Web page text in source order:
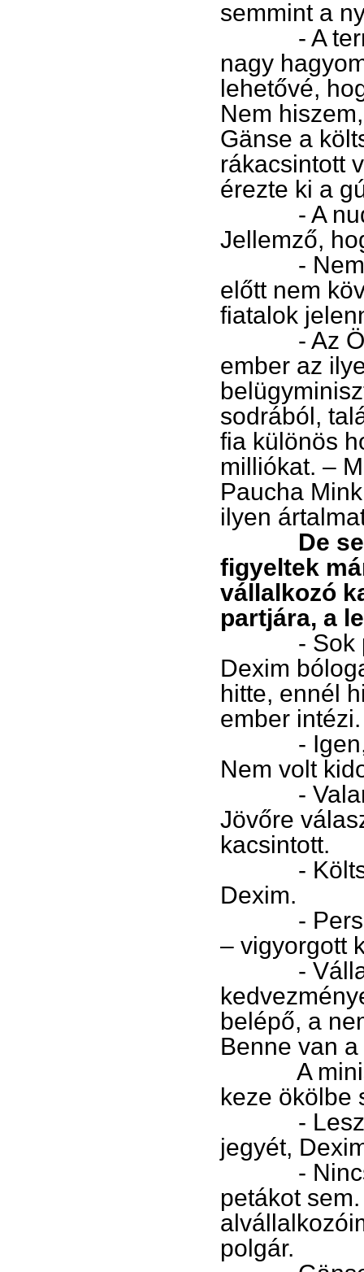
semmint a
- A
nagy
lehetővé,
Nem
Gänse a
rákacsintott
érezte ki a
- A
Jellemző,
- Nem
előtt nem
fiatalok
- Az Ön
ember az
sodrából,
fia különös
milliókat. –
Paucha
ilyen
De sem
figyeltek
vállalkozó
partjára, a
- Sok
Dexim
hitte, ennél
ember
- Igen,
Nem volt
-
Jövőre
kacsintott.
-
Dexim.
- Persze,
– vigyorgott
-
belépő, a
Benne van
A
keze ökölbe
-
jegyét,
- Nincs
petákot
polgár.